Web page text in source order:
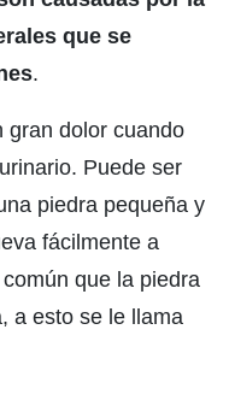
que se
.
gran dolor cuando
Puede ser
piedra pequeña y
fácilmente a
que la piedra
a esto se le llama